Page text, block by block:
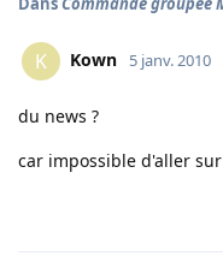
K Kown 5 janv. 2010
du news ?
car impossible d'aller